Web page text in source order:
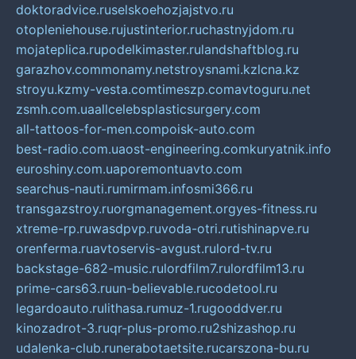
doktoradvice.ruselskoehozjajstvo.ru
otopleniehouse.rujustinterior.ruchastnyjdom.ru
mojateplica.rupodelkimaster.rulandshaftblog.ru
garazhov.commonamy.netstroysnami.kzlcna.kz
stroyu.kzmy-vesta.comtimeszp.comavtoguru.net
zsmh.com.uaallcelebsplasticsurgery.com
all-tattoos-for-men.compoisk-auto.com
best-radio.com.uaost-engineering.comkuryatnik.info
euroshiny.com.uaporemontuavto.com
searchus-nauti.rumirmam.infosmi366.ru
transgazstroy.ruorgmanagement.orgyes-fitness.ru
xtreme-rp.ruwasdpvp.ruvoda-otri.rutishinapve.ru
orenferma.ruavtoservis-avgust.rulord-tv.ru
backstage-682-music.rulordfilm7.rulordfilm13.ru
prime-cars63.ruun-believable.rucodetool.ru
legardoauto.rulithasa.rumuz-1.rugooddver.ru
kinozadrot-3.ruqr-plus-promo.ru2shizashop.ru
udalenka-club.runerabotaetsite.rucarszona-bu.ru